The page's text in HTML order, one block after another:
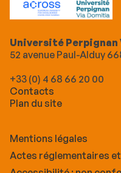
Université Perpignan
52 avenue Paul-Alduy
+33 (0) 4 68 66 20 00
Contacts
Plan du site
Mentions légales
Actes réglementaires